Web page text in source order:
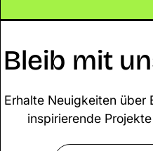
Förderung auf der
Bleib mit
Erhalte Neuigkeiten über
inspirierende